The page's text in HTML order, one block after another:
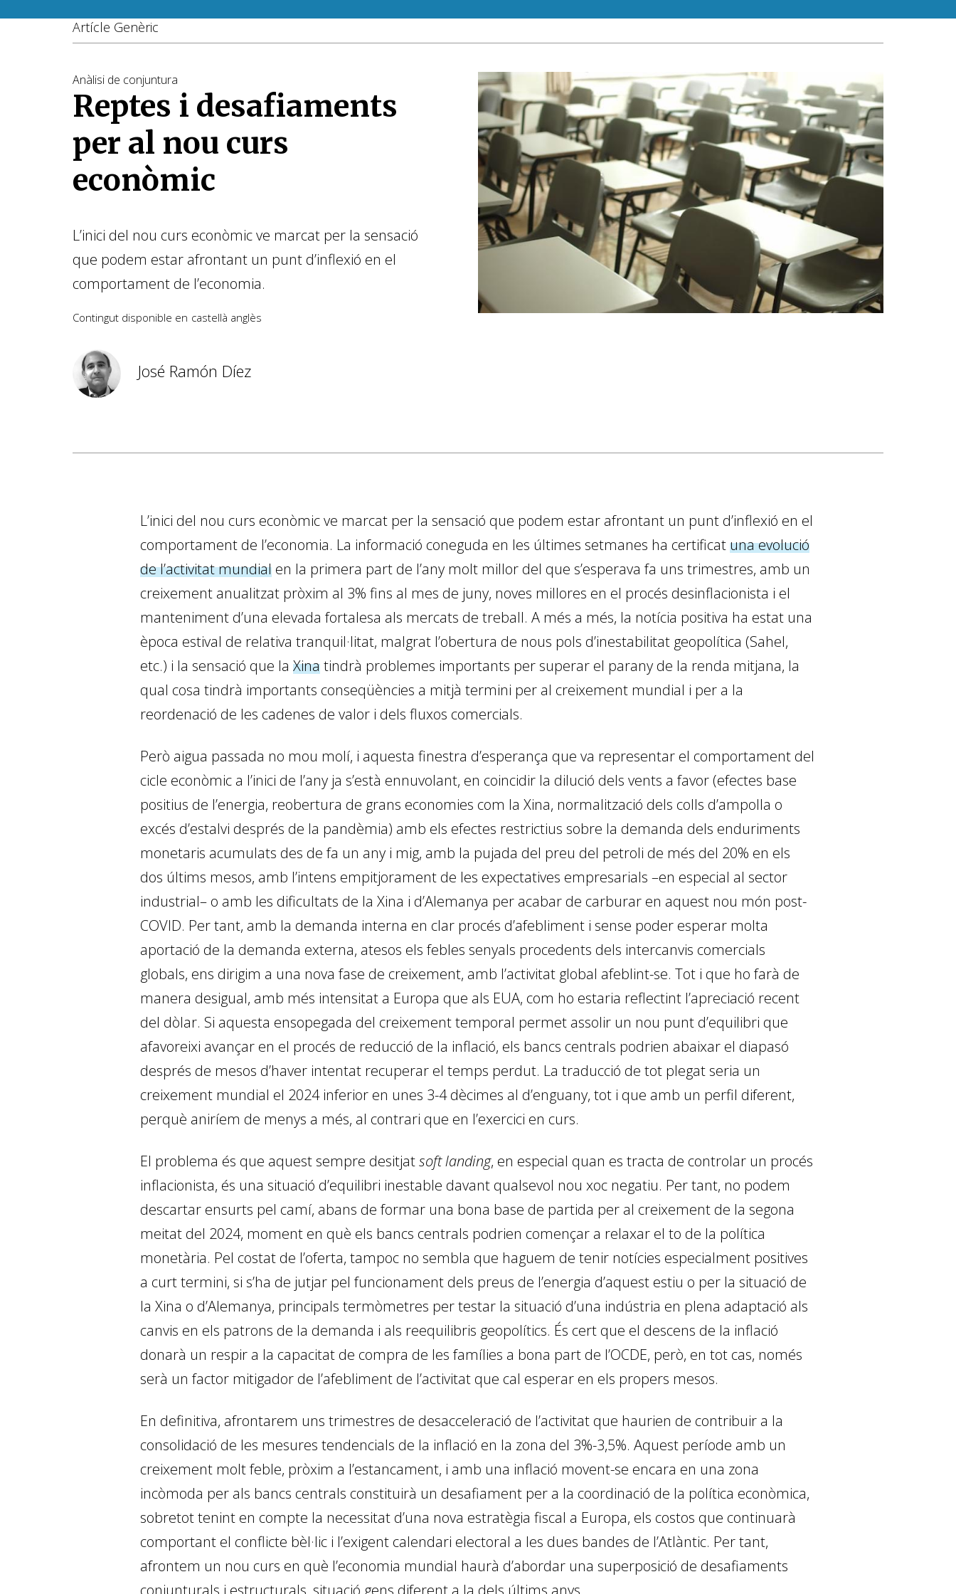
Artícle Genèric
Anàlisi de conjuntura
Reptes i desafiaments
per al nou curs
econòmic
L’inici del nou curs econòmic ve marcat per la sensació
que podem estar afrontant un punt d’inflexió en el
comportament de l’economia.
Contingut disponible en castellà anglès
José Ramón Díez
L’inici del nou curs econòmic ve marcat per la sensació que podem estar afrontant un punt d’inflexió en el
comportament de l’economia. La informació coneguda en les últimes setmanes ha certificatuna evolució
de l’activitat mundial en la primera part de l’any molt millor del que s’esperava fa uns trimestres, amb un
creixement anualitzat pròxim al 3% fins al mes de juny, noves millores en el procés desinflacionista i el
manteniment d’una elevada fortalesa als mercats de treball. A més a més, la notícia positiva ha estat una
època estival de relativa tranquil·litat, malgrat l’obertura de nous pols d’inestabilitat geopolítica (Sahel,
etc.) i la sensació que la Xinatindrà problemes importants per superar el parany de la renda mitjana, la
qual cosa tindrà importants conseqüències a mitjà termini per al creixement mundial i per a la
reordenació de les cadenes de valor i dels fluxos comercials.
Però aigua passada no mou molí, i aquesta finestra d’esperança que va representar el comportament del
cicle econòmic a l’inici de l’any ja s’està ennuvolant, en coincidir la dilució dels vents a favor (efectes base
positius de l’energia, reobertura de grans economies com la Xina, normalització dels colls d’ampolla o
excés d’estalvi després de la pandèmia) amb els efectes restrictius sobre la demanda dels enduriments
monetaris acumulats des de fa un any i mig, amb la pujada del preu del petroli de més del 20% en els
dos últims mesos, amb l’intens empitjorament de les expectatives empresarials –en especial al sector
industrial– o amb les dificultats de la Xina i d’Alemanya per acabar de carburar en aquest nou món post-
COVID. Per tant, amb la demanda interna en clar procés d’afebliment i sense poder esperar molta
aportació de la demanda externa, atesos els febles senyals procedents dels intercanvis comercials
globals, ens dirigim a una nova fase de creixement, amb l’activitat global afeblint-se. Tot i que ho farà de
manera desigual, amb més intensitat a Europa que als EUA, com ho estaria reflectint l’apreciació recent
del dòlar. Si aquesta ensopegada del creixement temporal permet assolir un nou punt d’equilibri que
afavoreixi avançar en el procés de reducció de la inflació, els bancs centrals podrien abaixar el diapasó
després de mesos d’haver intentat recuperar el temps perdut. La traducció de tot plegat seria un
creixement mundial el 2024 inferior en unes 3-4 dècimes al d’enguany, tot i que amb un perfil diferent,
perquè aniríem de menys a més, al contrari que en l’exercici en curs.
El problema és que aquest sempre desitjatsoft landing, en especial quan es tracta de controlar un procés
inflacionista, és una situació d’equilibri inestable davant qualsevol nou xoc negatiu. Per tant, no podem
descartar ensurts pel camí, abans de formar una bona base de partida per al creixement de la segona
meitat del 2024, moment en què els bancs centrals podrien començar a relaxar el to de la política
monetària. Pel costat de l’oferta, tampoc no sembla que haguem de tenir notícies especialment positives
a curt termini, si s’ha de jutjar pel funcionament dels preus de l’energia d’aquest estiu o per la situació de
la Xina o d’Alemanya, principals termòmetres per testar la situació d’una indústria en plena adaptació als
canvis en els patrons de la demanda i als reequilibris geopolítics. És cert que el descens de la inflació
donarà un respir a la capacitat de compra de les famílies a bona part de l’OCDE, però, en tot cas, només
serà un factor mitigador de l’afebliment de l’activitat que cal esperar en els propers mesos.
En definitiva, afrontarem uns trimestres de desacceleració de l’activitat que haurien de contribuir a la
consolidació de les mesures tendencials de la inflació en la zona del 3%-3,5%. Aquest període amb un
creixement molt feble, pròxim a l’estancament, i amb una inflació movent-se encara en una zona
incòmoda per als bancs centrals constituirà un desafiament per a la coordinació de la política econòmica,
sobretot tenint en compte la necessitat d’una nova estratègia fiscal a Europa, els costos que continuarà
comportant el conflicte bèl·lic i l’exigent calendari electoral a les dues bandes de l’Atlàntic. Per tant,
afrontem un nou curs en què l’economia mundial haurà d’abordar una superposició de desafiaments
conjunturals i estructurals, situació gens diferent a la dels últims anys.